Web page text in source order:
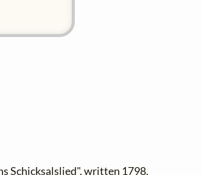
Schicksalslied", written 1798,